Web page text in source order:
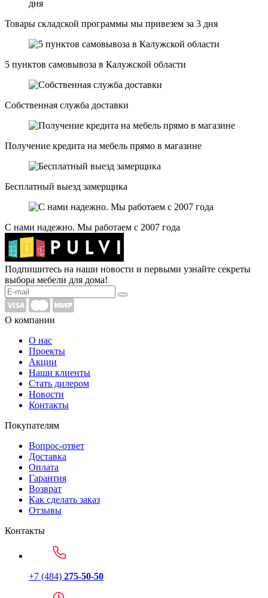
Товары складской программы мы привезем за 3 дня
5 пунктов самовывоза в Калужской области
Собственная служба доставки
Получение кредита на мебель прямо в магазине
Бесплатный выезд замерщика
С нами надежно. Мы работаем с 2007 года
Подпишитесь на наши новости и первыми узнайте секреты
выбора мебели для дома!
О компании
О нас
Проекты
Акции
Наши клиенты
Стать дилером
Новости
Контакты
Покупателям
Вопрос-ответ
Доставка
Оплата
Гарантия
Возврат
Как сделать заказ
Отзывы
Контакты
+7 (484) 275-50-50